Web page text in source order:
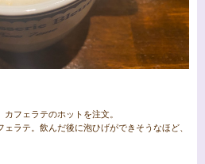
フェラテのホットを注文。
ラテ。飲んだ後に泡ひげができそうなほど、